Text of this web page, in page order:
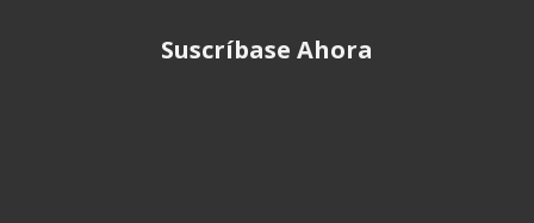
Suscríbase Ahora